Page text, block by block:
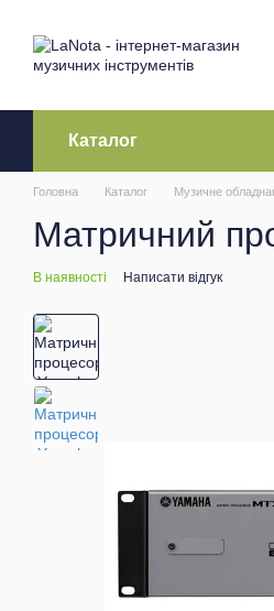
Каталог
Головна Каталог Музичне
Матричний
В наявності Написати відгук